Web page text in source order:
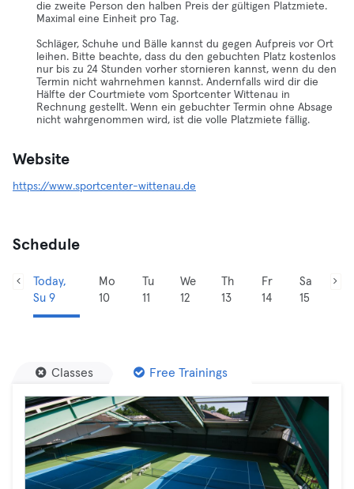
die zweite Person den halben Preis der gültigen Platzmiete.
Maximal eine Einheit pro Tag.
Schläger, Schuhe und Bälle kannst du gegen Aufpreis vor Ort
leihen. Bitte beachte, dass du den gebuchten Platz kostenlos
nur bis zu 24 Stunden vorher stornieren kannst, wenn du den
Termin nicht wahrnehmen kannst. Andernfalls wird dir die
Hälfte der Courtmiete vom Sportcenter Wittenau in
Rechnung gestellt. Wenn ein gebuchter Termin ohne Absage
nicht wahrgenommen wird, ist die volle Platzmiete fällig.
Website
https://www.sportcenter-wittenau.de
Schedule
Today,
Su 9
Mo
10
Tu
11
We
12
Th
13
Fr
14
Sa
15
Classes Free Trainings